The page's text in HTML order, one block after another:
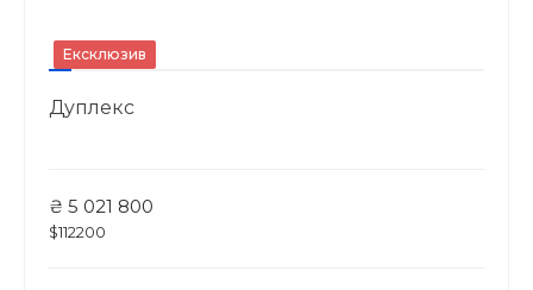
Ексклюзив
Дуплекс
₴ 5 021 800
$112200